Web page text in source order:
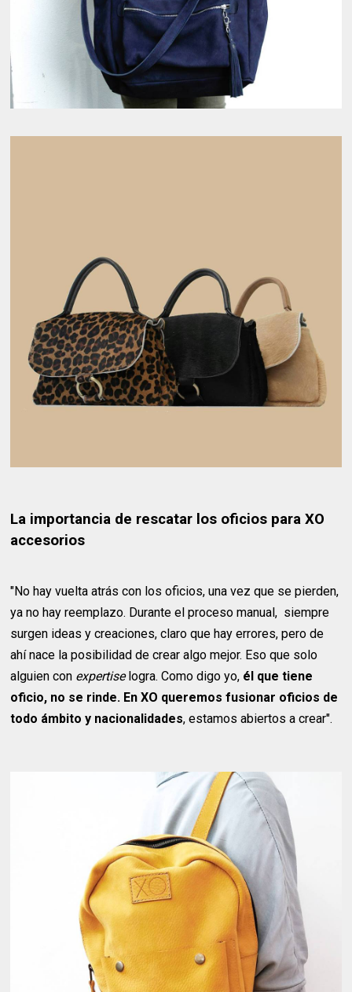
La importancia de rescatar los oficios para XO
accesorios
"No hay vuelta atrás con los oficios, una vez que se pierden,
ya no hay reemplazo. Durante el proceso manual, siempre
surgen ideas y creaciones, claro que hay errores, pero de
ahí nace la posibilidad de crear algo mejor. Eso que solo
alguien con expertiselogra. Como digo yo, él que tiene
oficio, no se rinde. En XO queremos fusionar oficios de
todo ámbito y nacionalidades, estamos abiertos a crear".